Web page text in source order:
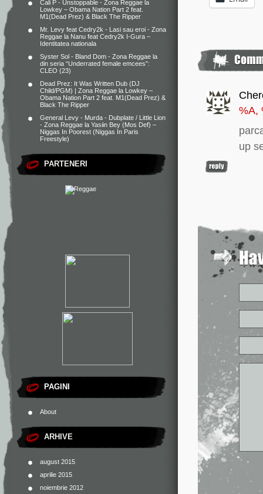
Cali P - Unstoppable - Zona Reggae la
Lowkey – Obama Nation Part 2 feat.
M1(Dead Prez) & Black The Ripper
Mr. Levy feat Cedry2k - Lasi sau eroi - Zona
Reggae la Nanu feat Cedry2k I-Gura –
Identitatea nationala
Syster Sol - Bland Dom - Zona Reggae la
din seria “Underrated female emcees”:
CLEO (23)
Dead Prez: It Was Written Dub (DJ
Child/PGM) | Zona Reggae la Lowkey –
Obama Nation Part 2 feat. M1(Dead Prez) &
Black The Ripper
General Levy - Murda - Dubplate / Little Lion
- Zona Reggae la Yasiin Bey (Mos Def) –
Niggas In Poorest (Niggas In Paris
Freestyle)
PARTENERI
PAGINI
About
ARHIVE
august 2015
aprilie 2015
noiembrie 2012
%A,
up